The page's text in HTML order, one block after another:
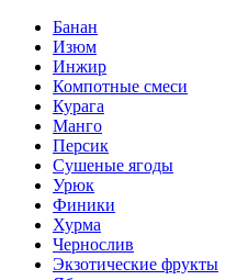
Банан
Изюм
Инжир
Компотные смеси
Курага
Манго
Персик
Сушеные ягоды
Урюк
Финики
Хурма
Чернослив
Экзотические фрукты